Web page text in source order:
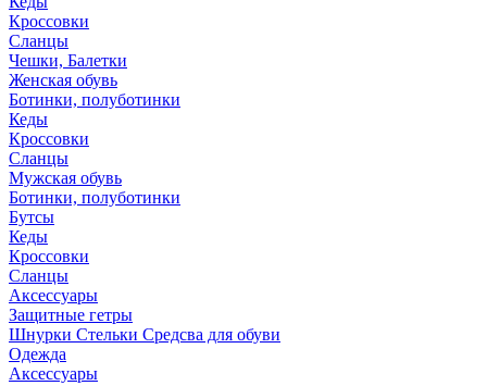
Кроссовки
Сланцы
Чешки, Балетки
Женская обувь
Ботинки, полуботинки
Кеды
Кроссовки
Сланцы
Мужская обувь
Ботинки, полуботинки
Бутсы
Кеды
Кроссовки
Сланцы
Аксессуары
Защитные гетры
Шнурки Стельки Средсва для обуви
Одежда
Аксессуары